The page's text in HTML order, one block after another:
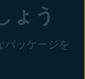
ょう
パッケージを